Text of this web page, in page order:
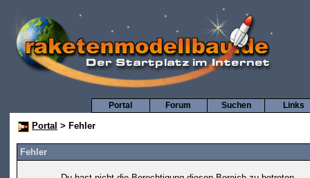
Links
Suchen
Forum
Portal
Portal > Fehler
Fehler